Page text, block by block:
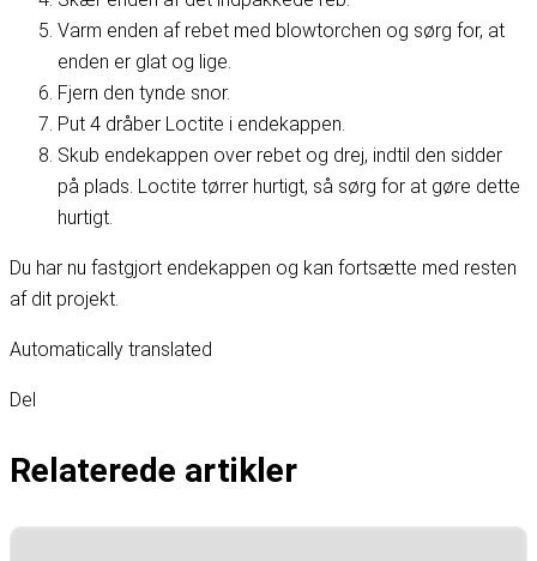
Varm enden af rebet med blowtorchen og sørg for, at
enden er glat og lige.
Fjern den tynde snor.
Put 4 dråber Loctite i endekappen.
Skub endekappen over rebet og drej, indtil den sidder
på plads. Loctite tørrer hurtigt, så sørg for at gøre dette
hurtigt.
Du har nu fastgjort endekappen og kan fortsætte med resten
af dit projekt.
Automatically translated
Del
Relaterede artikler